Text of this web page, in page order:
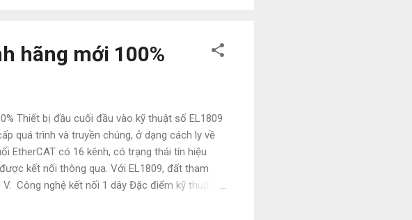
hãng mới 100%
Thiết bị đầu cuối đầu vào kỹ thuật số EL1809
quá trình và truyền chúng, ở dạng cách ly về
EtherCAT có 16 kênh, có trạng thái tín hiệu
kết nối thông qua. Với EL1809, đất tham
Công nghệ kết nối 1 dây Đặc điểm kỹ thuật